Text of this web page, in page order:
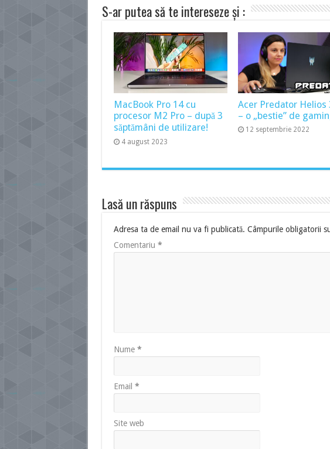
S-ar putea să te intereseze și :
MacBook Pro 14 cu
procesor M2 Pro – după 3
săptămâni de utilizare!
4 august 2023
Acer Predator Helios
– o „bestie” de
12 septembrie 2022
Lasă un răspuns
Adresa ta de email nu va fi publicată. Câmpurile obligatorii
Comentariu *
Nume *
Email *
Site web